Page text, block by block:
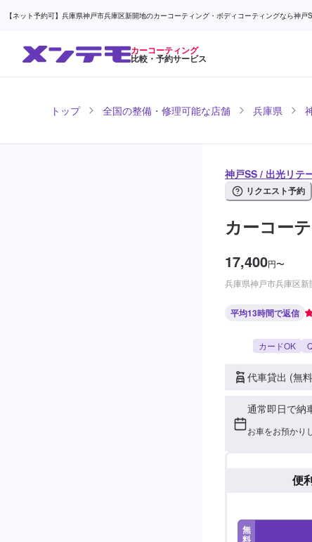
【ネット予約可】兵庫県神戸市兵庫区新開地のカーコーティング・ボディコーティングなら神
カーコーティング
比較・予約サービス
トップ 全国の整備・修理可能な店舗 兵庫県
神戸SS / 出光リテ
リクエスト予約
カーコー
17,400円〜
兵庫県神戸市兵庫区新
平均13時間で返信
カードOK
代車貸出 (無
通常即日で納
お車をお預かり
便
無
料